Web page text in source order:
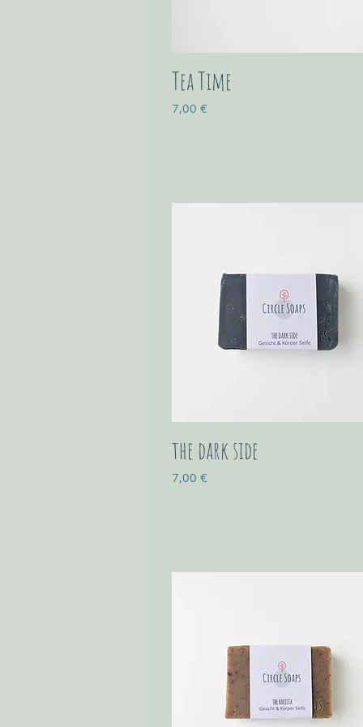
Tea Time
Prix
7,00 €
the dark side
Prix
7,00 €